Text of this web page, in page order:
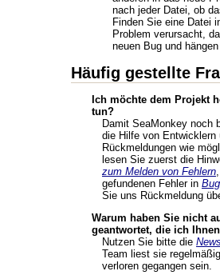
nach jeder Datei, ob
Finden Sie eine Datei
Problem verursacht,
neuen Bug und
Häufig gestellte
Ich möchte dem Projekt
tun?
Damit SeaMonkey noch
die Hilfe von
Rückmeldungen wie
lesen Sie zuerst die
zum Melden von Fehlern
gefundenen Fehler in
Sie uns Rückmeldung
Warum haben Sie nicht
geantwortet, die ich
Nutzen Sie bitte die
Team liest sie
verloren gegangen sein.